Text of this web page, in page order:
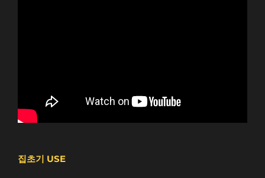
집초기 USE